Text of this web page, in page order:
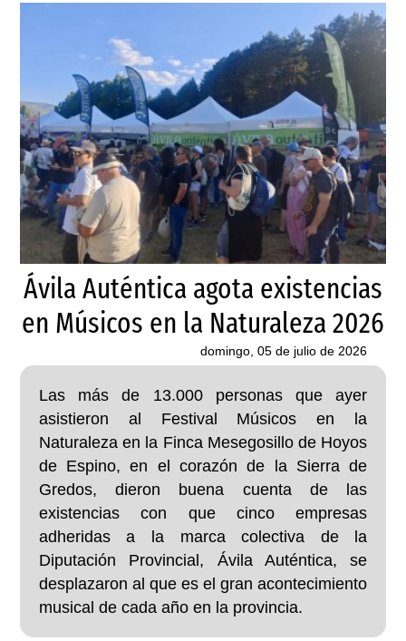
Ávila Auténtica agota existencias
en Músicos en la Naturaleza 2026
domingo, 05 de julio de 2026
Las más de 13.000 personas que ayer
asistieron al Festival Músicos en la
Naturaleza en la Finca Mesegosillo de Hoyos
de Espino, en el corazón de la Sierra de
Gredos, dieron buena cuenta de las
existencias con que cinco empresas
adheridas a la marca colectiva de la
Diputación Provincial, Ávila Auténtica, se
desplazaron al que es el gran acontecimiento
musical de cada año en la provincia.